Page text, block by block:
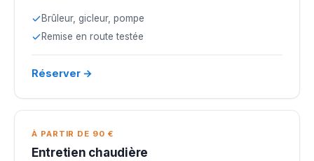
Brûleur, gicleur, pompe
Remise en route testée
Réserver →
À PARTIR DE 90 €
Entretien chaudière